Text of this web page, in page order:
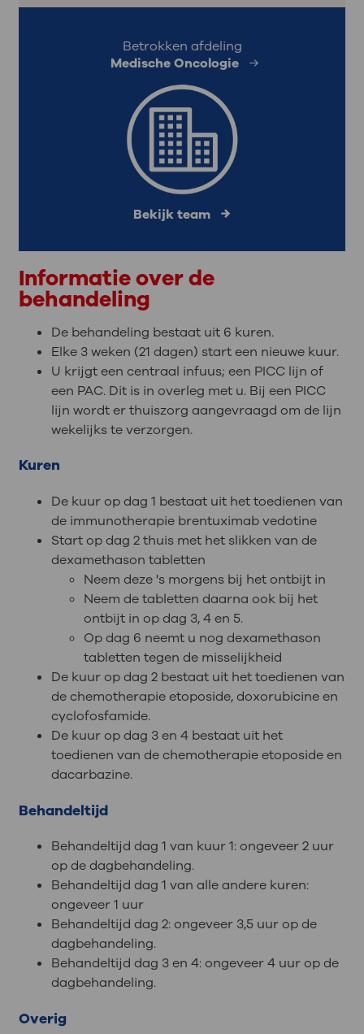
Betrokken afdeling
Medische Oncologie
Bekijk team
Informatie over de
behandeling
De behandeling bestaat uit 6 kuren.
Elke 3 weken (21 dagen) start een nieuwe kuur.
U krijgt een centraal infuus; een PICC lijn of
een PAC. Dit is in overleg met u. Bij een PICC
lijn wordt er thuiszorg aangevraagd om de lijn
wekelijks te verzorgen.
Kuren
De kuur op dag 1 bestaat uit het toedienen van
de immunotherapie brentuximab vedotine
Start op dag 2 thuis met het slikken van de
dexamethason tabletten
Neem deze 's morgens bij het ontbijt in
Neem de tabletten daarna ook bij het
ontbijt in op dag 3, 4 en 5.
Op dag 6 neemt u nog dexamethason
tabletten tegen de misselijkheid
De kuur op dag 2 bestaat uit het toedienen van
de chemotherapie etoposide, doxorubicine en
cyclofosfamide.
De kuur op dag 3 en 4 bestaat uit het
toedienen van de chemotherapie etoposide en
dacarbazine.
Behandeltijd
Behandeltijd dag 1 van kuur 1: ongeveer 2 uur
op de dagbehandeling.
Behandeltijd dag 1 van alle andere kuren:
ongeveer 1 uur
Behandeltijd dag 2: ongeveer 3,5 uur op de
dagbehandeling.
Behandeltijd dag 3 en 4: ongeveer 4 uur op de
dagbehandeling.
Overig